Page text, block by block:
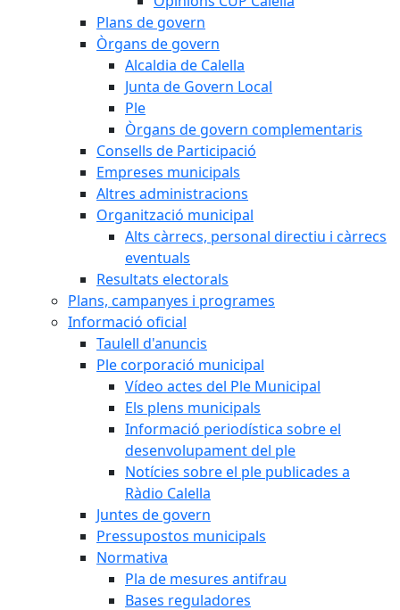
Plans de govern
Òrgans de govern
Alcaldia de Calella
Junta de Govern Local
Ple
Òrgans de govern complementaris
Consells de Participació
Empreses municipals
Altres administracions
Organització municipal
Alts càrrecs, personal directiu i càrrecs
eventuals
Resultats electorals
Plans, campanyes i programes
Informació oficial
Taulell d'anuncis
Ple corporació municipal
Vídeo actes del Ple Municipal
Els plens municipals
Informació periodística sobre el
desenvolupament del ple
Notícies sobre el ple publicades a
Ràdio Calella
Juntes de govern
Pressupostos municipals
Normativa
Pla de mesures antifrau
Bases reguladores